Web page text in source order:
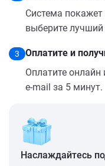
Система
выберите
3
Оплатите и
Оплатите онлайн
e-mail за 5 минут.
Наслаждайтесь